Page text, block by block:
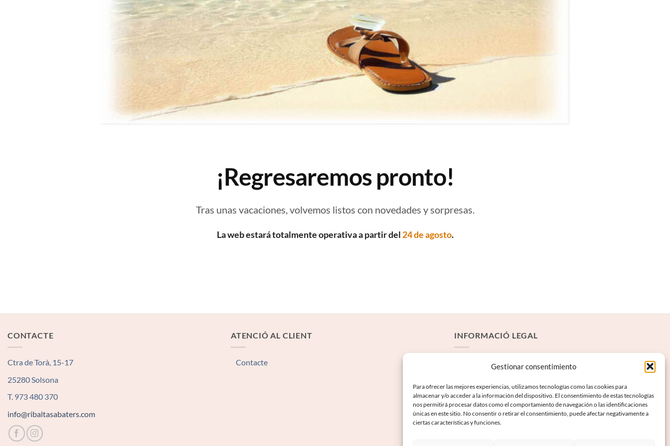
Gestionar consentimiento
Para ofrecer las mejores experiencias, utilizamos tecnologías como las cookies para
almacenar y/o acceder a la información del dispositivo. El consentimiento de estas tecnologías
nos permitirá procesar datos como el comportamiento de navegación o las identificaciones
únicas en este sitio. No consentir o retirar el consentimiento, puede afectar negativamente a
ciertas características y funciones.
¡Regresaremos pronto!
Tras unas vacaciones, volvemos listos con novedades y sorpresas.
La web estará totalmente operativa a partir del 24 de agosto.
CONTACTE
Ctra de Torà, 15-17
25280 Solsona
T. 973 480 370
info@ribaltasabaters.com
ATENCIÓ AL CLIENT
Contacte
INFORMACIÓ LEGAL
Avís Legal
Política de privadesa
Política de galetes